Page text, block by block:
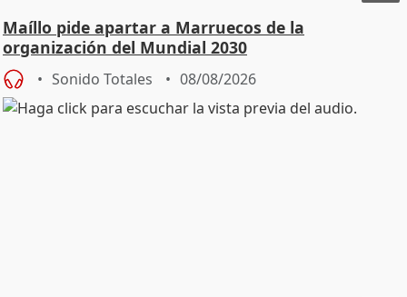
Maíllo pide apartar a Marruecos de la
organización del Mundial 2030
Sonido Totales 08/08/2026